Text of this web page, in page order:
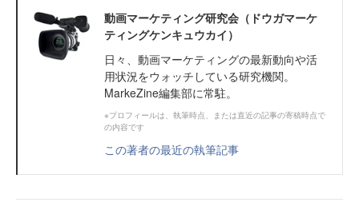
動画マーケティング研究会（ドウガマーケ
ティングケンキュウカイ）
日々、動画マーケティングの最新動向や活
用状況をウォッチしている研究機関。
MarkeZine編集部に常駐。
※プロフィールは、執筆時点、または直近の記事の寄稿時点で
の内容です
この著者の最近の執筆記事